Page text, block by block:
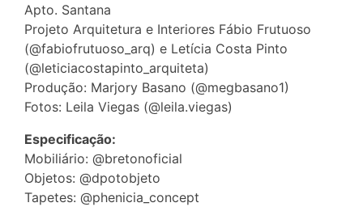
Apto. Santana
Projeto Arquitetura e Interiores Fábio Frutuoso
(@fabiofrutuoso_arq) e Letícia Costa Pinto
(@leticiacostapinto_arquiteta)
Produção: Marjory Basano (@megbasano1)
Fotos: Leila Viegas (@leila.viegas)
Especificação:
Mobiliário: @bretonoficial
Objetos: @dpotobjeto
Tapetes: @phenicia_concept